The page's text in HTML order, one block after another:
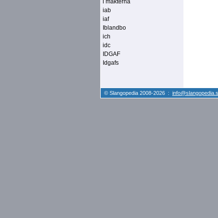
i makterna
iab
iaf
Iblandbo
ich
idc
IDGAF
Idgafs
© Slangopedia 2008-2026 :